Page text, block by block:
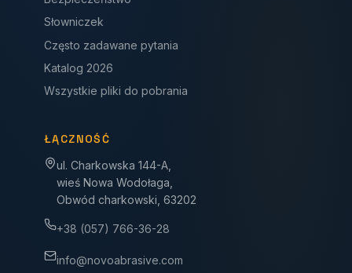
Słowniczek
Często zadawane pytania
Katalog 2026
Wszystkie pliki do pobrania
ŁĄCZNOŚĆ
ul. Charkowska 144-A,
wieś Nowa Wodołaga,
Obwód charkowski, 63202
+38 (057) 766-36-28
info@novoabrasive.com